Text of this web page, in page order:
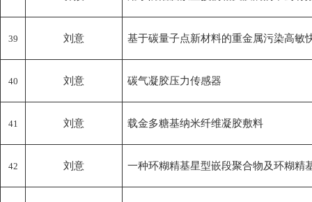
39 刘意 基于碳量子点新材料的重金属污染高敏
40 刘意 碳气凝胶压力传感器
41 刘意 载金多糖基纳米纤维凝胶敷料
42 刘意 一种环糊精基星型嵌段聚合物及环糊精